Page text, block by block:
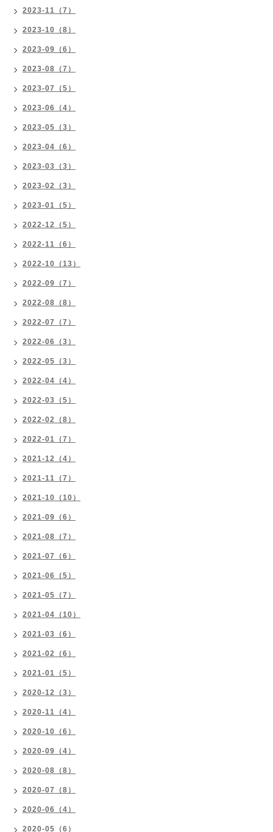
2023-11（7）
2023-10（8）
2023-09（6）
2023-08（7）
2023-07（5）
2023-06（4）
2023-05（3）
2023-04（6）
2023-03（3）
2023-02（3）
2023-01（5）
2022-12（5）
2022-11（6）
2022-10（13）
2022-09（7）
2022-08（8）
2022-07（7）
2022-06（3）
2022-05（3）
2022-04（4）
2022-03（5）
2022-02（8）
2022-01（7）
2021-12（4）
2021-11（7）
2021-10（10）
2021-09（6）
2021-08（7）
2021-07（6）
2021-06（5）
2021-05（7）
2021-04（10）
2021-03（6）
2021-02（6）
2021-01（5）
2020-12（3）
2020-11（4）
2020-10（6）
2020-09（4）
2020-08（8）
2020-07（8）
2020-06（4）
2020-05（6）